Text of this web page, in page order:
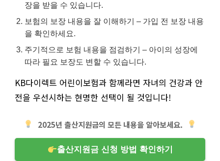
장을 받을 수 있습니다.
보험의 보장 내용을 잘 이해하기 – 가입 전 보장 내용
을 확인하세요.
주기적으로 보험 내용을 점검하기 – 아이의 성장에
따라 필요 보장도 변할 수 있습니다.
KB다이렉트 어린이보험과 함께라면 자녀의 건강과 안
전을 우선시하는 현명한 선택이 될 것입니다!
2025년 출산지원금의 모든 내용을 알아보세요.
출산지원금 신청 방법 확인하기